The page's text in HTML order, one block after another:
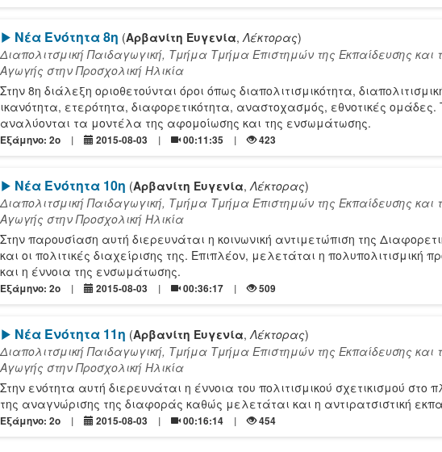
[Play]
Νέα Ενότητα 8η (Αρβανίτη Ευγενία,Λέκτορας)
Διαπολιτσμική Παιδαγωγική, Τμήμα Τμήμα Επιστημών της Εκπαίδευσης και
Αγωγής στην Προσχολική Ηλικία
Στην 8η διάλεξη οριοθετούνται όροι όπως διαπολιτισμικότητα,
ικανότητα, ετερότητα, διαφορετικότητα, αναστοχασμός, εθνοτικές ομάδες.
αναλύονται τα μοντέλα της αφομοίωσης και της ενσωμάτωσης.
Εξάμηνο: 2o 2015-08-03 00:11:35 423
[Play]
Νέα Ενότητα 10η (Αρβανίτη Ευγενία,Λέκτορας)
Διαπολιτσμική Παιδαγωγική, Τμήμα Τμήμα Επιστημών της Εκπαίδευσης και
Αγωγής στην Προσχολική Ηλικία
Στην παρουσίαση αυτή διερευνάται η κοινωνική αντιμετώπιση της
και οι πολιτικές διαχείρισης της. Επιπλέον, μελετάται η πολυπολιτισμική
και η έννοια της ενσωμάτωσης.
Εξάμηνο: 2o 2015-08-03 00:36:17 509
[Play]
Νέα Ενότητα 11η (Αρβανίτη Ευγενία,Λέκτορας)
Διαπολιτσμική Παιδαγωγική, Τμήμα Τμήμα Επιστημών της Εκπαίδευσης και
Αγωγής στην Προσχολική Ηλικία
Στην ενότητα αυτή διερευνάται η έννοια του πολιτισμικού σχετικισμού στο
της αναγνώρισης της διαφοράς καθώς μελετάται και η αντιρατσιστική
Εξάμηνο: 2o 2015-08-03 00:16:14 454